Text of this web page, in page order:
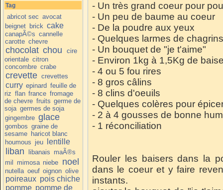
Tag
abricot sec avocat
beignet brick cake
canapÃ©s cannelle
carotte chevre
chocolat chou
cire
orientale citron
concombre crabe
crevette crevettes
curry epinard feuille de
riz flan france fromage
de chevre fruits germe de
soja germes de soja
gingembre glace
gombos graine de
sesame haricot blanc
houmous jeu lentille
liban libanais maÃ®s
mil mimosa niebe noel
nutella oeuf oignon olive
poireaux pois chiche
pomme pomme de
- Un très grand coeur pour
- Un peu de baume au coeur
- De la poudre aux yeux
- Quelques larmes de
- Un bouquet de "je t'aime"
- Environ 1kg à 1,5Kg de
- 4 ou 5 fou rires
- 8 gros câlins
- 8 clins d'oeuils
- Quelques colères pour
- 2 à 4 gousses de bonne
- 1 réconciliation
Rouler les baisers dans la
dans le coeur et y faire
instants.